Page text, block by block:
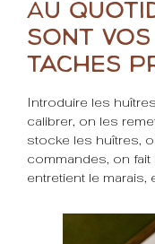
Au
sont vos
tâches
Introduire les
calibrer, on les
stocke les huîtres,
commandes, on fait
entretient le marais,